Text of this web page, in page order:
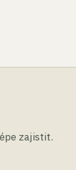
zajistit.